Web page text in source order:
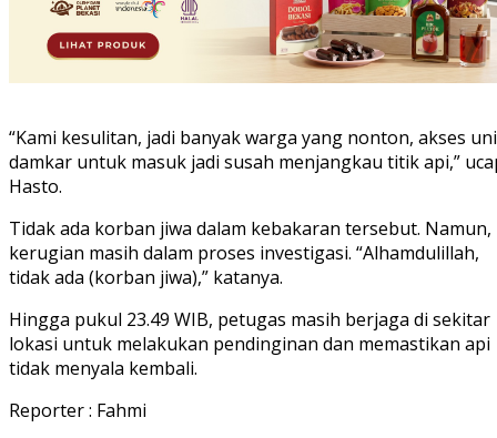
“Kami kesulitan, jadi banyak warga yang nonton, akses
damkar untuk masuk jadi susah menjangkau titik api,”
Hasto.
Tidak ada korban jiwa dalam kebakaran tersebut. Namun,
kerugian masih dalam proses investigasi. “Alhamdulillah,
tidak ada (korban jiwa),” katanya.
Hingga pukul 23.49 WIB, petugas masih berjaga di sekitar
lokasi untuk melakukan pendinginan dan memastikan api
tidak menyala kembali.
Reporter : Fahmi